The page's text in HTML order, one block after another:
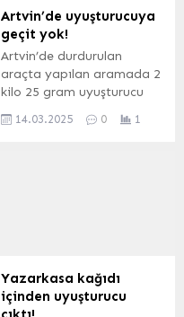
Büyük Millet Meclisi
bünyesinde çalışmalarını
sürdüren Suça Sürüklenen
Çocuklara İlişkin
Araştırma Komisyonu, AK
Parti İstanbul Milletvekili
Müşerref Pervin Tuba
Artvin’de uyuşturucuya
geçit yok!
Artvin’de durdurulan
araçta yapılan aramada 2
kilo 25 gram uyuşturucu
14.03.2025 0 1
Yazarkasa kağıdı
içinden uyuşturucu